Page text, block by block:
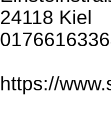
24118 Kiel
https://